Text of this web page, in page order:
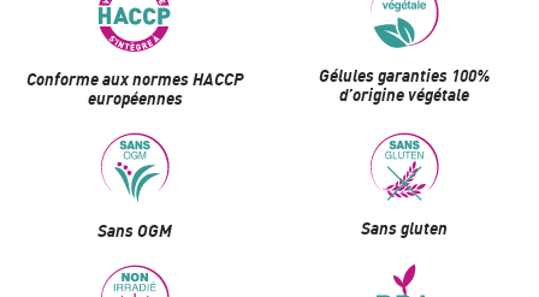
Conforme aux normes HACCP
européennes
Gélules garanties 100%
d’origine végétale
Sans OGM Sans gluten